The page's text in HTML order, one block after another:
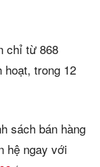
chỉ từ 868
hoạt, trong 12
sách bán hàng
hệ ngay với